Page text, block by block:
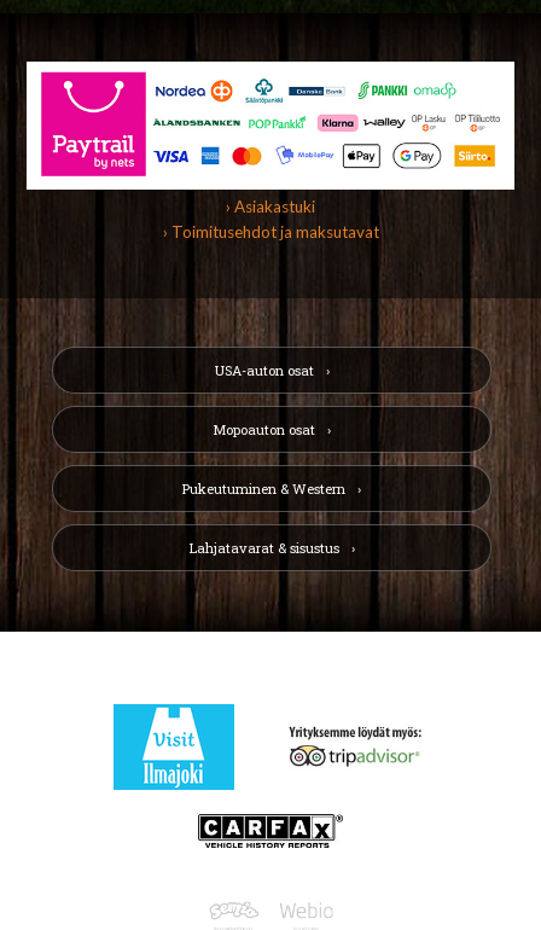
› Asiakastuki
› Toimitusehdot ja maksutavat
USA-auton osat
Mopoauton osat
Pukeutuminen & Western
Lahjatavarat & sisustus